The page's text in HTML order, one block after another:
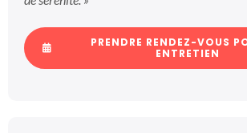
PRENDRE RENDEZ-VOUS
ENTRETIEN